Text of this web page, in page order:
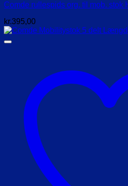
Comde rullespids org. til mob. stok
kr.395,00